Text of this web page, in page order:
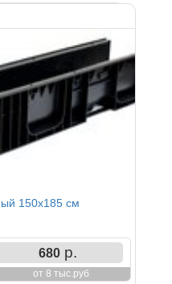
150х185 см
680р.
от 8 тыс.руб